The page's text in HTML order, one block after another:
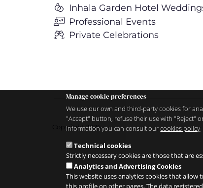
Inhala Garden Hotel
Professional Events
Private Celebrations
Copyright 2026
Manage cookie preferences
We use our own and third-party cookies for
"Accept" button, refuse their use with "Reject"
information you can consult ourcookies policy
Technical cookies
Strictly necessary cookies are those that are
Analytics and Advertising Cookies
This website uses analytics cookies that
this profile on other pages. The data